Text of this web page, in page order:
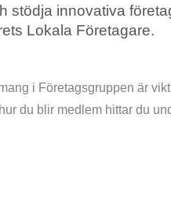
stödja innovativa
Lokala Företagare.
i Företagsgruppen är
du blir medlem hittar du